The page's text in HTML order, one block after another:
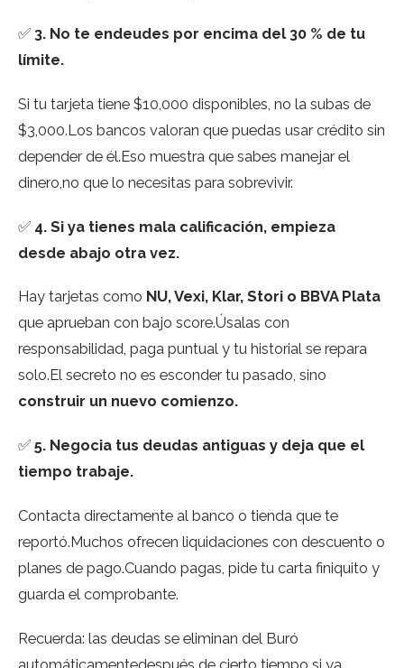
✅ 3. No te endeudes por encima del 30 % de tu
límite.
Si tu tarjeta tiene $10,000 disponibles, no la subas de
$3,000.Los bancos valoran que puedas usar crédito sin
depender de él.Eso muestra que sabes manejar el
dinero,no que lo necesitas para sobrevivir.
✅ 4. Si ya tienes mala calificación, empieza
desde abajo otra vez.
Hay tarjetas como NU, Vexi, Klar, Stori o BBVA Plata
que aprueban con bajo score.Úsalas con
responsabilidad, paga puntual y tu historial se repara
solo.El secreto no es esconder tu pasado, sino
construir un nuevo comienzo.
✅ 5. Negocia tus deudas antiguas y deja que el
tiempo trabaje.
Contacta directamente al banco o tienda que te
reportó.Muchos ofrecen liquidaciones con descuento o
planes de pago.Cuando pagas, pide tu carta finiquito y
guarda el comprobante.
Recuerda: las deudas se eliminan del Buró
automáticamentedespués de cierto tiempo si ya